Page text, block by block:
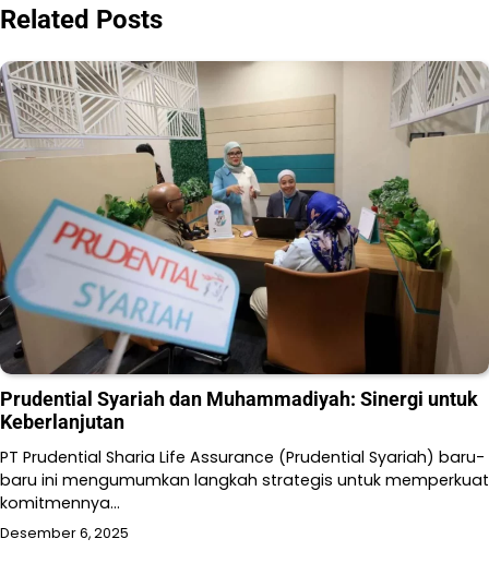
Related Posts
Prudential Syariah dan Muhammadiyah: Sinergi untuk
Keberlanjutan
PT Prudential Sharia Life Assurance (Prudential Syariah) baru-
baru ini mengumumkan langkah strategis untuk memperkuat
komitmennya…
Desember 6, 2025